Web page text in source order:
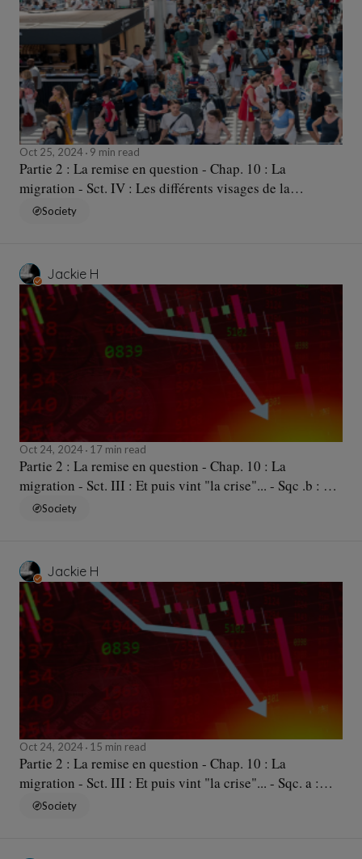
Oct 25, 2024 9 min read
Partie 2 : La remise en question - Chap. 10 : La
migration - Sct. IV : Les différents visages de la
migration... - Sqc. a : Une grande diversité
Society
Jackie H
Oct 24, 2024 17 min read
Partie 2 : La remise en question - Chap. 10 : La
migration - Sct. III : Et puis vint "la crise"... - Sqc .b : Le
retour aux sources ?
Society
Jackie H
Oct 24, 2024 15 min read
Partie 2 : La remise en question - Chap. 10 : La
migration - Sct. III : Et puis vint "la crise"... - Sqc. a :
Des anciens aux nouveaux
Society